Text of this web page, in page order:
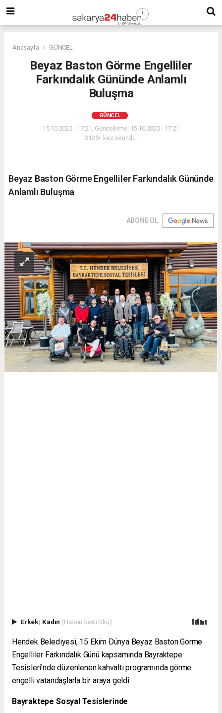
Anasayfa GÜNCEL
Beyaz Baston Görme Engelliler
Farkındalık Gününde Anlamlı
Buluşma
GÜNCEL
15.10.2025 - 17:21, Güncelleme: 15.10.2025 - 17:21
3125+ kez okundu.
Beyaz Baston Görme Engelliler Farkındalık Gününde
Anlamlı Buluşma
ABONE OL
Erkek| Kadın (Haberi Sesli Oku)
Hendek Belediyesi, 15 Ekim Dünya Beyaz Baston Görme
Engelliler Farkındalık Günü kapsamında Bayraktepe
Tesisleri’nde düzenlenen kahvaltı programında görme
engelli vatandaşlarla bir araya geldi.
Bayraktepe Sosyal Tesislerinde